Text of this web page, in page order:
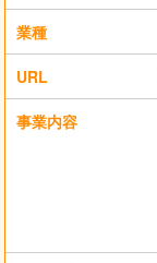
業種
URL
事業内容